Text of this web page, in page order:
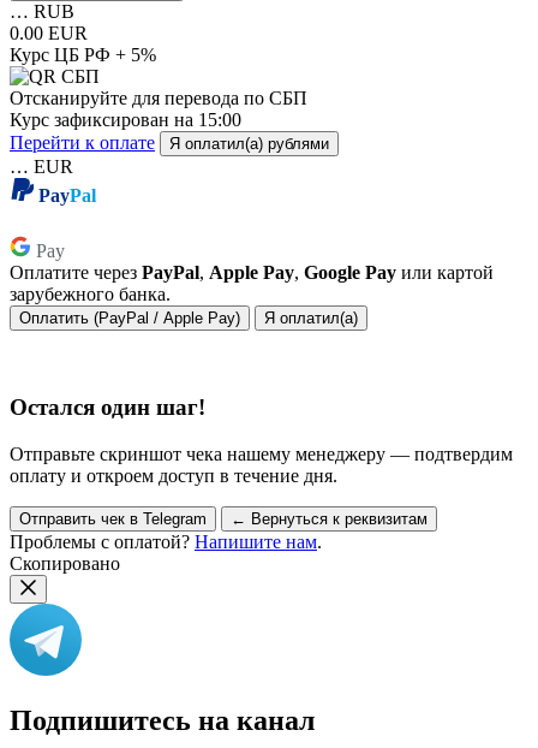
… RUB
0.00 EUR
Курс ЦБ РФ + 5%
Отсканируйте для перевода по СБП
Курс зафиксирован на 15:00
Перейти к оплате
Я оплатил(а) рублями
… EUR
PayPal
Pay
Оплатите через PayPal, Apple Pay, Google Pay или картой
зарубежного банка.
Оплатить (PayPal / Apple Pay) Я оплатил(а)
Остался один шаг!
Отправьте скриншот чека нашему менеджеру — подтвердим
оплату и откроем доступ в течение дня.
Отправить чек в Telegram ← Вернуться к реквизитам
Проблемы с оплатой? Напишите нам.
Скопировано
Подпишитесь на канал